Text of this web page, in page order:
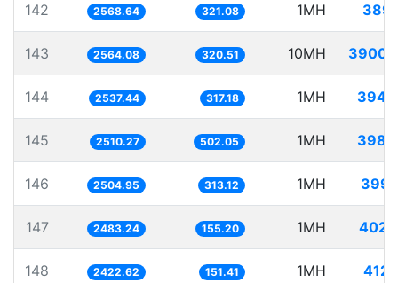
142 2568.64 321.08 1MH
143 2564.08 320.51 10MH
144 2537.44 317.18 1MH
145 2510.27 502.05 1MH
146 2504.95 313.12 1MH
147 2483.24 155.20 1MH
148 2422.62 151.41 1MH